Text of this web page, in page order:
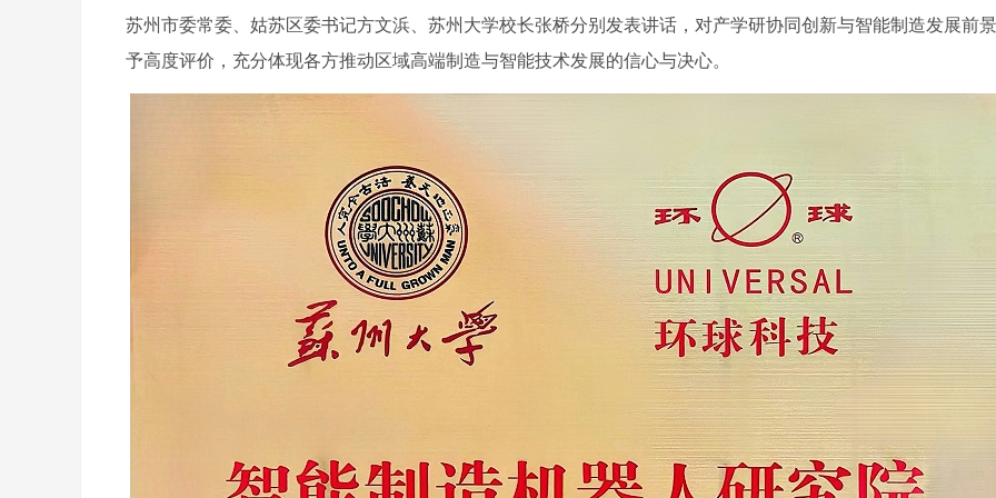
苏州市委常委、姑苏区委书记方文浜、苏州大学校长张桥分别发表讲话，对产学研协同创新与智能制造发展前
予高度评价，充分体现各方推动区域高端制造与智能技术发展的信心与决心。